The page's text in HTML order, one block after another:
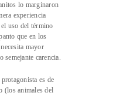
lo marginaron
experiencia
uso del término
que en los
mayor
semejante carencia.
es de
(los animales del